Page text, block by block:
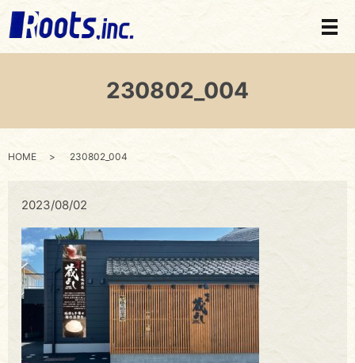
メ
230802_004
HOME 230802_004
2023/08/02